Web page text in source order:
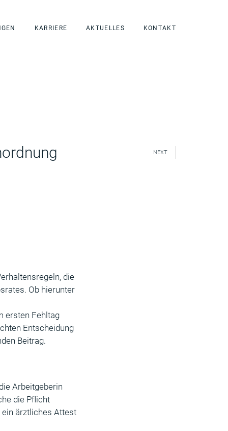
KARRIERE AKTUELLES KONTAKT
NEXT
die
Ob hierunter
ersten Fehltag
Entscheidung
Beitrag.
Arbeitgeberin
die Pflicht
ein ärztliches Attest